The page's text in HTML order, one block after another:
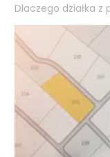
Dlaczego działka